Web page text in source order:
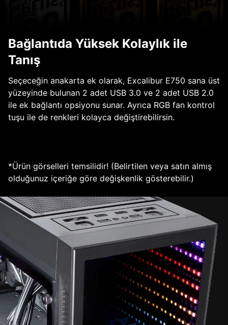
Bağlantıda Yüksek Kolaylık ile
Tanış
Seçeceğin anakarta ek olarak, Excalibur E750 sana üst
yüzeyinde bulunan 2 adet USB 3.0 ve 2 adet USB 2.0
ile ek bağlantı opsiyonu sunar. Ayrıca RGB fan kontrol
tuşu ile de renkleri kolayca değiştirebilirsin.
*Ürün görselleri temsilidir! (Belirtilen veya satın almış
olduğunuz içeriğe göre değişkenlik gösterebilir.)